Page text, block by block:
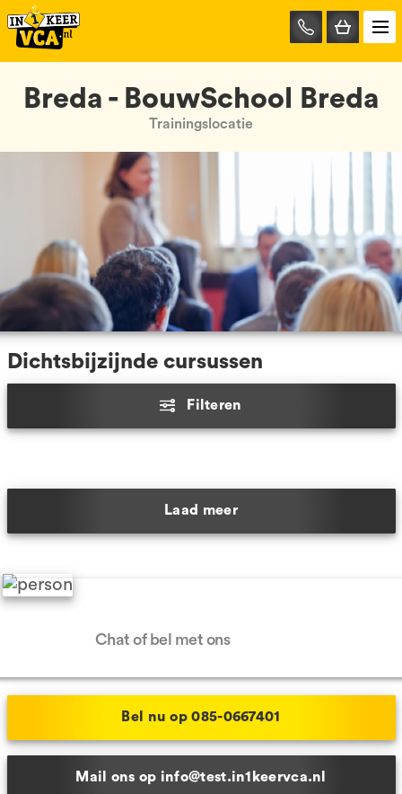
085-
0667401
Breda - BouwSchool Breda
Trainingslocatie
Dichtsbijzijnde cursussen
Filteren
Laad meer
Chat of bel met ons
Bel nu op 085-0667401
Mail ons op info@test.in1keervca.nl